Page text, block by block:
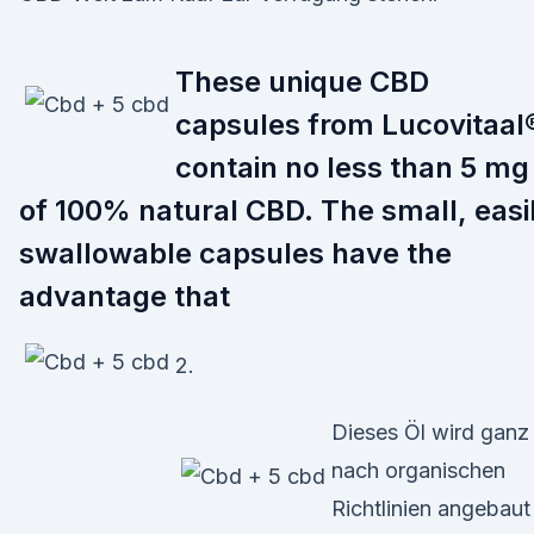
These unique CBD
capsules from
contain no less than 5 mg
of 100% natural CBD. The small,
swallowable capsules have the
advantage that
2.
Dieses Öl wird ganz
nach organischen
Richtlinien angebaut